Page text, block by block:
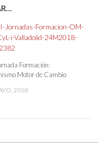
Formación:
Motor de Cambio
2018